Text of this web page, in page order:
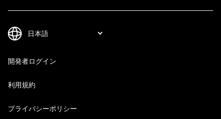
開発者ログイン
利用規約
プライバシーポリシー